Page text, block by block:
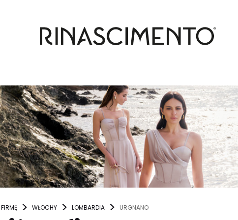
WŁOCHY LOMBARDIA URGNANO